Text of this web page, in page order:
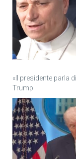
«Il presidente parla
Trump